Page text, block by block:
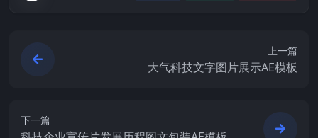
上一篇
大气科技文字图片展示AE模板
下一篇